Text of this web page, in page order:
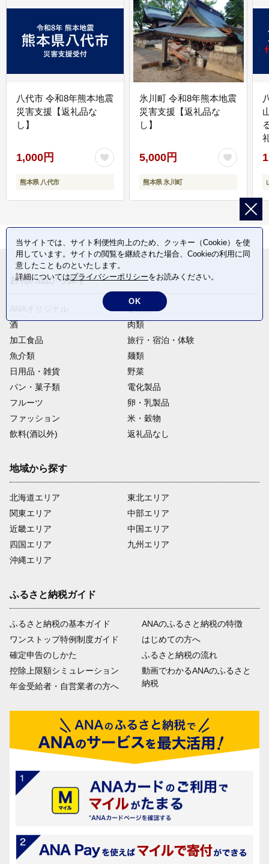
八代市 令和8年熊本地震
災害支援【返礼品な
し】
1,000円
熊本県 八代市
氷川町 令和8年熊本地震
災害支援【返礼品な
し】
5,000円
熊本県 氷川町
お礼の品から探す
定期便
酒
肉類
加工食品
旅行・宿泊・体験
魚介類
麺類
日用品・雑貨
野菜
パン・菓子類
電化製品
フルーツ
卵・乳製品
ファッション
米・穀物
飲料(酒以外)
返礼品なし
地域から探す
北海道エリア
関東エリア
近畿エリア
四国エリア
沖縄エリア
東北エリア
中部エリア
中国エリア
九州エリア
ふるさと納税ガイド
ふるさと納税の基本ガイド
ワンストップ特例制度ガイド
確定申告のしかた
控除上限額シミュレーション
年金受給者・自営業者の方へ
ANAのふるさと納税の特徴
はじめての方へ
ふるさと納税の流れ
動画でわかるANAのふるさと
納税
当サイトでは、サイト利便性向上のため、クッキー（Cookie）を使
用しています。サイトの閲覧を継続された場合、Cookieの利用に同
意したことものといたします。
詳細についてはプライバシーポリシーをお読みください。
OK